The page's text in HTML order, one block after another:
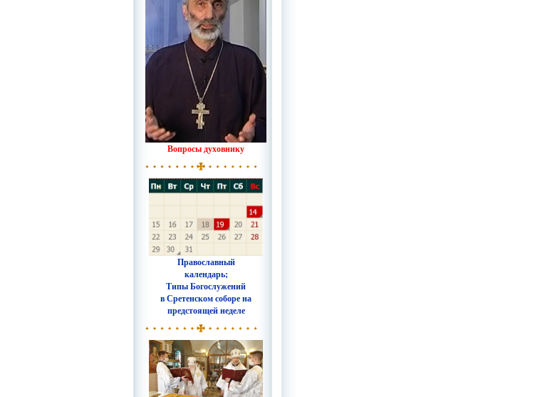
Вопросы духовнику
Православный
календарь;
Типы Богослужений
в Сретенском соборе на
предстоящей неделе